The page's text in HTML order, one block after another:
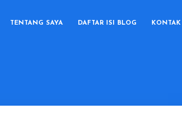
TENTANG SAYA DAFTAR ISI BLOG KONTAK